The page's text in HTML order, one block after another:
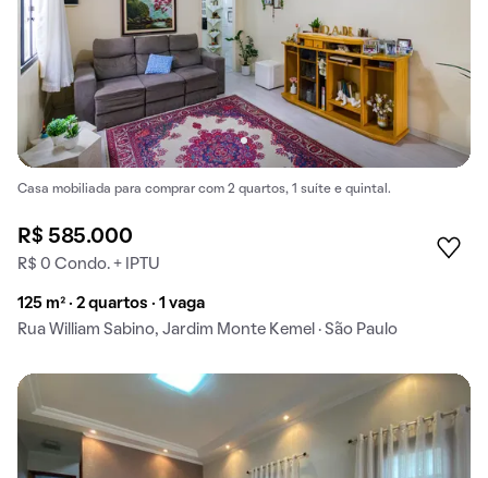
Casa mobiliada para comprar com 2 quartos, 1 suíte e quintal.
R$ 585.000
R$ 0 Condo. + IPTU
125 m² · 2 quartos · 1 vaga
Rua William Sabino, Jardim Monte Kemel · São Paulo